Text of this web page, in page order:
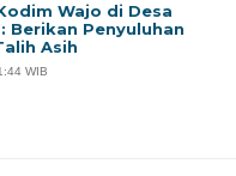
Wajo di Desa
Berikan Penyuluhan
Asih
WIB